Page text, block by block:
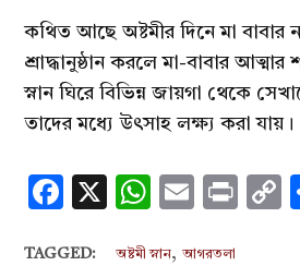
কথিত আছে অষ্টমীর দিনে মা বাবার
শ্রাদ্ধানুষ্ঠান করলে মা-বাবার আত্মার
স্নান ঘিরে বিভিন্ন জায়গা থেকে
তাদের মধ্যে উৎসাহ লক্ষ্য করা যায়।
Facebook
X Email
TAGGED: অষ্টমী স্নান,আগরতলা